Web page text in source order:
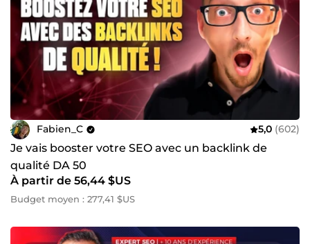
Fabien_C 5,0 (602)
Je vais booster votre SEO avec un backlink de
qualité DA 50
À partir de 56,44 $US
Budget moyen : 277,41 $US